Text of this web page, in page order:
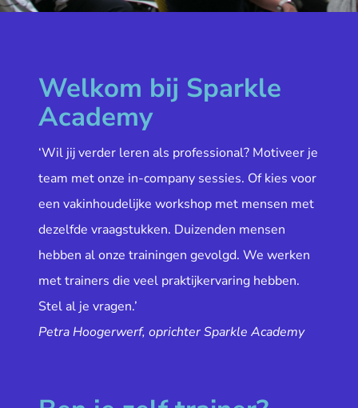
Welkom bij Sparkle
Academy
‘Wil jij verder leren als professional? Motiveer je
team met onze in-company sessies. Of kies voor
een vakinhoudelijke workshop met mensen met
dezelfde vraagstukken. Duizenden mensen
hebben al onze trainingen gevolgd. We werken
met trainers die veel praktijkervaring hebben.
Stel al je vragen.’
Petra Hoogerwerf, oprichter Sparkle Academy